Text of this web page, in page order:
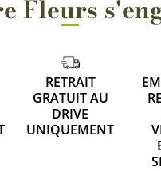
Fleurs
RETRAIT
GRATUIT AU
DRIVE
UNIQUEMENT